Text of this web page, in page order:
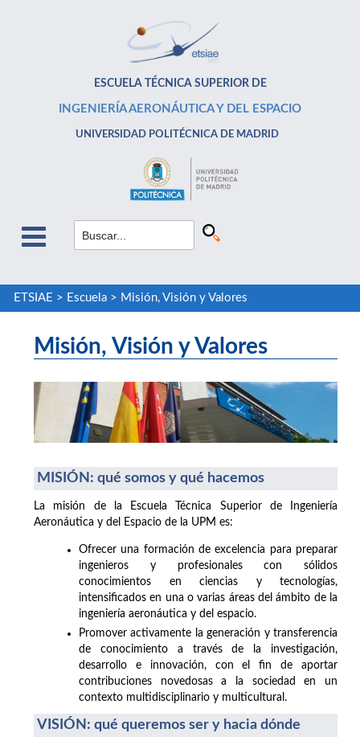
ESCUELA TÉCNICA SUPERIOR DE
INGENIERÍA AERONÁUTICA Y DEL ESPACIO
UNIVERSIDAD POLITÉCNICA DE MADRID
ETSIAE > Escuela> Misión, Visión y Valores
Misión, Visión y Valores
MISIÓN: qué somos y qué hacemos
La misión de la Escuela Técnica Superior de Ingeniería
Aeronáutica y del Espacio de la UPM es:
Ofrecer una formación de excelencia para preparar
ingenieros y profesionales con sólidos
conocimientos en ciencias y tecnologías,
intensificados en una o varias áreas del ámbito de la
ingeniería aeronáutica y del espacio.
Promover activamente la generación y transferencia
de conocimiento a través de la investigación,
desarrollo e innovación, con el fin de aportar
contribuciones novedosas a la sociedad en un
contexto multidisciplinario y multicultural.
VISIÓN: qué queremos ser y hacia dónde